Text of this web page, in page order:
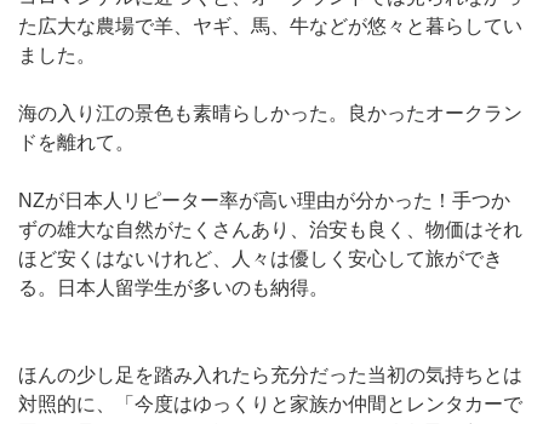
た広大な農場で羊、ヤギ、馬、牛などが悠々と暮らしてい
ました。
海の入り江の景色も素晴らしかった。良かったオークラン
ドを離れて。
NZが日本人リピーター率が高い理由が分かった！手つか
ずの雄大な自然がたくさんあり、治安も良く、物価はそれ
ほど安くはないけれど、人々は優しく安心して旅ができ
る。日本人留学生が多いのも納得。
ほんの少し足を踏み入れたら充分だった当初の気持ちとは
対照的に、「今度はゆっくりと家族か仲間とレンタカーで